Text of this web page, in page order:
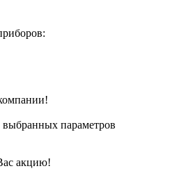
выбранных параметров
акцию!